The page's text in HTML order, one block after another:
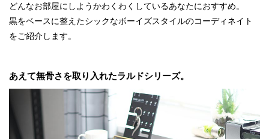
どんなお部屋にしようかわくわくしているあなたにおすすめ。
黒をベースに整えたシックなボーイズスタイルのコーディネイト
をご紹介します。
あえて無骨さを取り入れたラルドシリーズ。